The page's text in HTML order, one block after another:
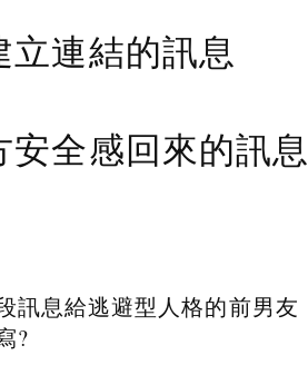
立連結的訊息
安全感回來的訊
訊息給逃避型人格的前男友
?